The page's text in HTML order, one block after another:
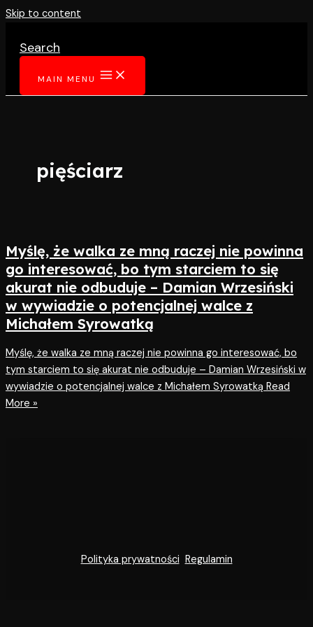
Skip to content
Search
MAIN MENU
pięściarz
Myślę, że walka ze mną raczej nie powinna
go interesować, bo tym starciem to się
akurat nie odbuduje – Damian Wrzesiński
w wywiadzie o potencjalnej walce z
Michałem Syrowatką
Myślę, że walka ze mną raczej nie powinna go interesować, bo
tym starciem to się akurat nie odbuduje – Damian Wrzesiński w
wywiadzie o potencjalnej walce z Michałem Syrowatką Read
More »
Polityka prywatności Regulamin